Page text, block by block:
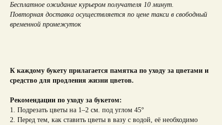
Бесплатное ожидание курьером получателя 10 минут.
Повторная доставка осуществляется по цене такси в свободный
временной промежуток
К каждому букету прилагается памятка по уходу за цветами и
средство для продления жизни цветов.
Рекомендации по уходу за букетом:
1. Подрезать цветы на 1–2 см. под углом 45°
2. Перед тем, как ставить цветы в вазу с водой, её необходимо